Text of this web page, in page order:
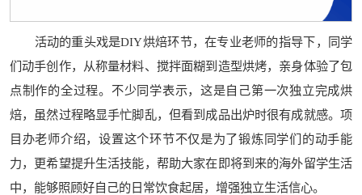
活动的重头戏是DIY烘焙环节，在专业老师的指导下，同学
们动手创作，从称量材料、搅拌面糊到造型烘烤，亲身体验了包
点制作的全过程。不少同学表示，这是自己第一次独立完成烘
焙，虽然过程略显手忙脚乱，但看到成品出炉时很有成就感。项
目办老师介绍，设置这个环节不仅是为了锻炼同学们的动手能
力，更希望提升生活技能，帮助大家在即将到来的海外留学生活
中，能够照顾好自己的日常饮食起居，增强独立生活信心。